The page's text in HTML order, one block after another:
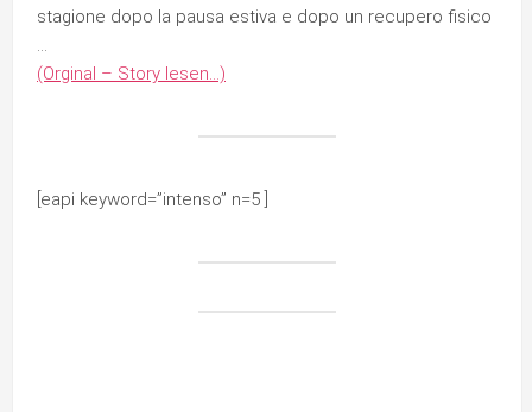
stagione dopo la pausa estiva e dopo un recupero fisico
…
(Orginal – Story lesen…)
[eapi keyword=”intenso” n=5 ]